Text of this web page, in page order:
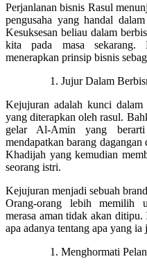
Perjanlanan bisnis Rasul
pengusaha yang handal
Kesuksesan beliau dalam
kita pada masa sekarang.
menerapkan prinsip bisnis
Jujur Dalam
Kejujuran adalah kunci
yang diterapkan oleh rasul.
gelar Al-Amin yang berarti
mendapatkan barang dagangan
Khadijah yang kemudian
seorang istri.
Kejujuran menjadi sebuah
Orang-orang lebih memilih
merasa aman tidak akan
apa adanya tentang apa yang
Menghormati